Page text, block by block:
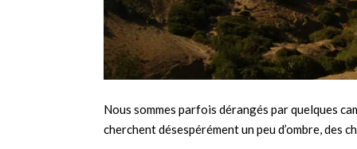
Nous sommes parfois dérangés par quelques
cherchent désespérément un peu d’ombre, des